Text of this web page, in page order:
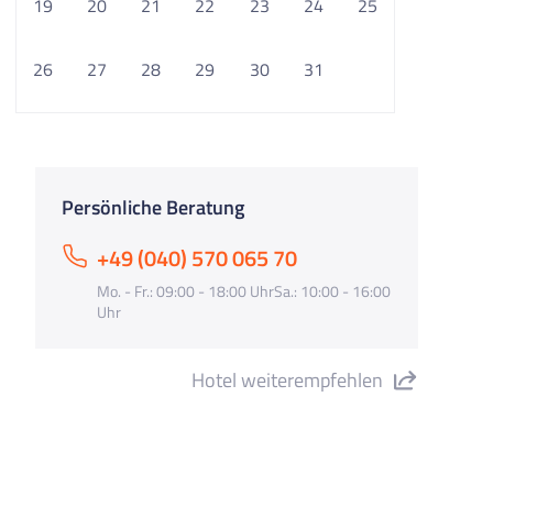
19 20 21 22 23 24 25
26 27 28 29 30 31
Persönliche Beratung
+49 (040) 570 065 70
Mo. - Fr.: 09:00 - 18:00 UhrSa.: 10:00 - 16:00
Uhr
Hotel weiterempfehlen